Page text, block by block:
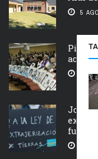
5
Piden
5
fuego y